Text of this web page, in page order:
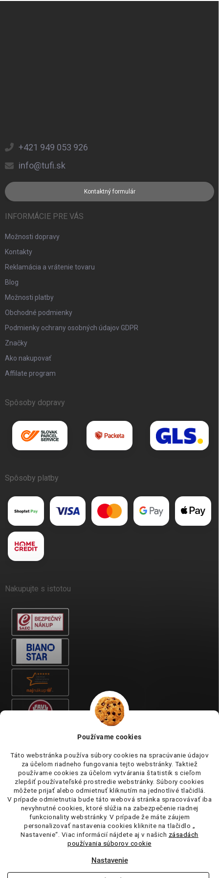
Používame cookies
Táto webstránka používa súbory cookies na spracúvanie údajov
za účelom riadneho fungovania tejto webstránky. Taktiež
používame cookies za účelom vytvárania štatistik s cieľom
zlepšiť používateľské prostredie webstránky. Súbory cookies
môžete prijať alebo odmietnuť kliknutím na jednotlivé tlačidlá.
V prípade odmietnutia bude táto webová stránka spracovávať iba
nevyhnutné cookies, ktoré slúžia na zabezpečenie riadnej
funkcionality webstránky. V prípade že máte záujem
personalizovať nastavenia cookies kliknite na tlačidlo „
Nastavenie“. Viac informácií nájdete aj v našich zásadách
používania súborov cookie
Nastavenie
+421 949 053 926
info@tufi.sk
Kontaktný formulár
INFORMÁCIE PRE VÁS
Možnosti dopravy
Kontakty
Reklamácia a vrátenie tovaru
Blog
Možnosti platby
Obchodné podmienky
Podmienky ochrany osobných údajov GDPR
Značky
Ako nakupovať
Affilate program
Spôsoby dopravy
Spôsoby platby
Nakupujte s istotou